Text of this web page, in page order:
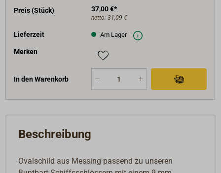
Preis (Stück)
37,00 €*
netto: 31,09 €
Lieferzeit Am Lager
Merken
In den Warenkorb
Beschreibung
Ovalschild aus Messing passend zu unseren